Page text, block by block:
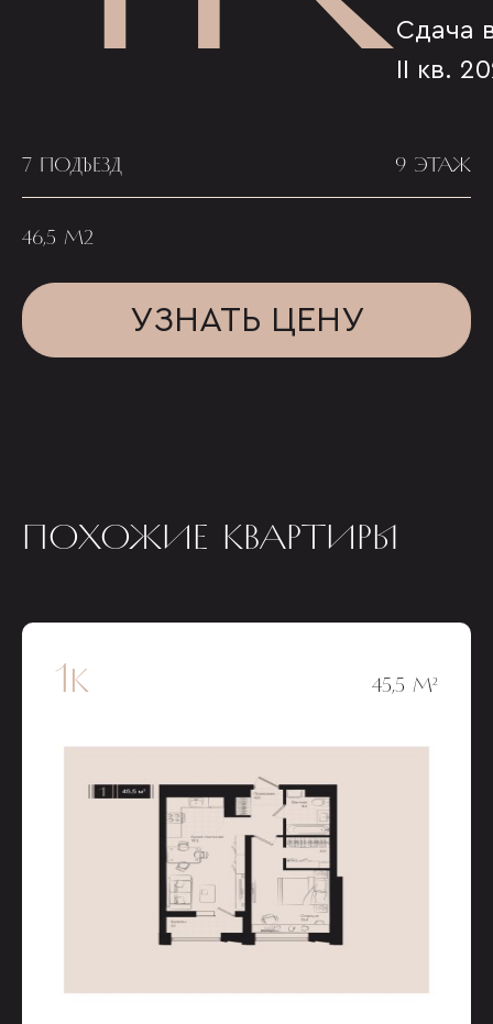
Сдача
II кв.
7 ПОДЪЕЗД 9 ЭТАЖ
46,5 М2
УЗНАТЬ ЦЕНУ
ПОХОЖИЕ КВАРТИРЫ
1к 45,5 М²